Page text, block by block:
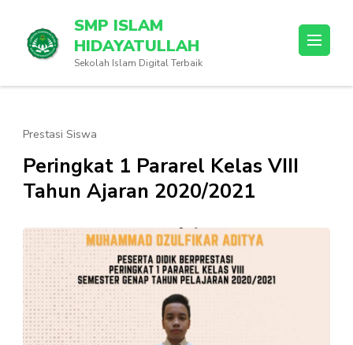
konten
SMP ISLAM
HIDAYATULLAH
Sekolah Islam Digital Terbaik
Prestasi Siswa
Peringkat 1 Pararel Kelas VIII
Tahun Ajaran 2020/2021